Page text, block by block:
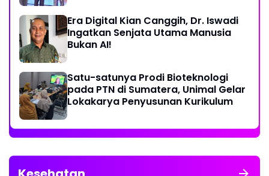
Era Digital Kian Canggih, Dr. Iswadi
Ingatkan Senjata Utama Manusia
Bukan AI!
Satu-satunya Prodi Bioteknologi
pada PTN di Sumatera, Unimal Gelar
Lokakarya Penyusunan Kurikulum